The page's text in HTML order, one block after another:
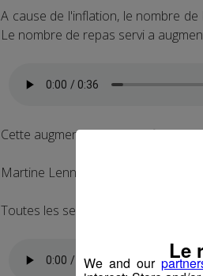
A cause de l'inflation, le nombre
Le nombre de repas servi a
Cette augmentation se vérifie
Martine Lennon est responsable de
Toutes les semaines, elle enregistre
We and our Le